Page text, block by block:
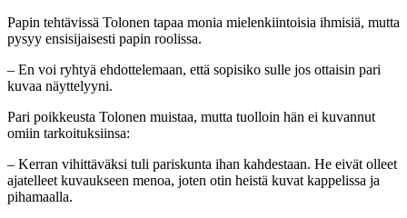
Papin tehtävissä Tolonen tapaa monia mielenkiintoisia ihmisiä, mutta
pysyy ensisijaisesti papin roolissa.
– En voi ryhtyä ehdottelemaan, että sopisiko sulle jos ottaisin pari
kuvaa näyttelyyni.
Pari poikkeusta Tolonen muistaa, mutta tuolloin hän ei kuvannut
omiin tarkoituksiinsa:
– Kerran vihittäväksi tuli pariskunta ihan kahdestaan. He eivät olleet
ajatelleet kuvaukseen menoa, joten otin heistä kuvat kappelissa ja
pihamaalla.